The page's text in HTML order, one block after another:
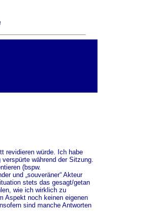
revidieren würde. Ich habe
während der Sitzung.
(bspw.
und „souveräner“ Akteur
stets das gesagt/getan
wie ich wirklich zu
Aspekt noch keinen eigenen
sind manche Antworten